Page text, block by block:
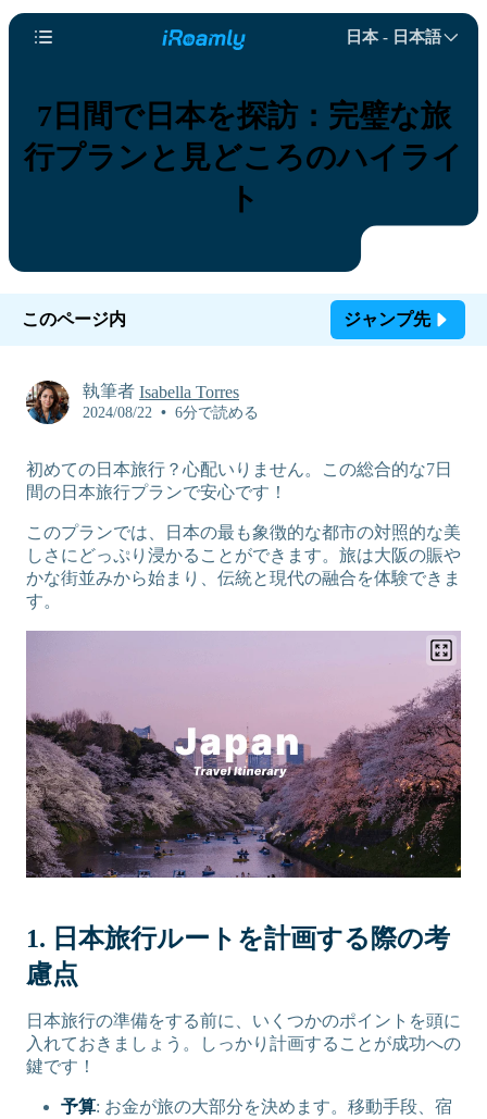
日本 - 日本語
7日間で日本を探訪：完璧な旅
行プランと見どころのハイライ
ト
このページ内 ジャンプ先
執筆者 Isabella Torres
2024/08/22 • 6分で読める
初めての日本旅行？心配いりません。この総合的な7日
間の日本旅行プランで安心です！
このプランでは、日本の最も象徴的な都市の対照的な美
しさにどっぷり浸かることができます。旅は大阪の賑や
かな街並みから始まり、伝統と現代の融合を体験できま
す。
1. 日本旅行ルートを計画する際の考
慮点
日本旅行の準備をする前に、いくつかのポイントを頭に
入れておきましょう。しっかり計画することが成功への
鍵です！
予算: お金が旅の大部分を決めます。移動手段、宿